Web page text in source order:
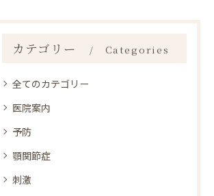
カテゴリー Categories
全てのカテゴリー
医院案内
予防
顎関節症
刺激